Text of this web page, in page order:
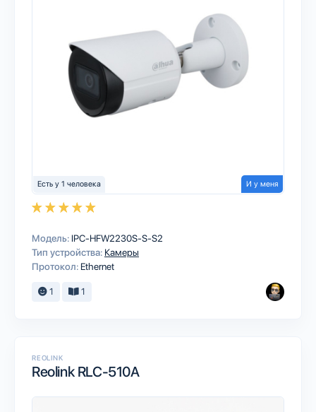
Есть у 1 человека И у меня
Модель: IPC-HFW2230S-S-S2
Тип устройства: Камеры
Протокол: Ethernet
1 1
REOLINK
Reolink RLC-510A